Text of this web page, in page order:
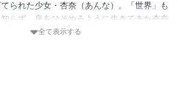
られた少女・杏奈（あんな）。「世界」も
知らず、息をひそめるように生きてきた杏奈。
はなくなったとき、大人たちの毒牙が迫っ
全て表示する